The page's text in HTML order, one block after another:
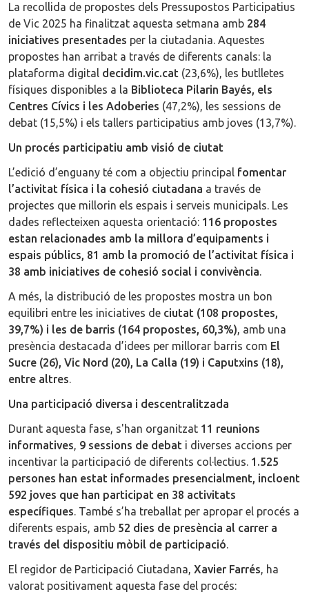
La recollida de propostes dels Pressupostos Participatius
de Vic 2025 ha finalitzat aquesta setmana amb 284
iniciatives presentades per la ciutadania. Aquestes
propostes han arribat a través de diferents canals: la
plataforma digital decidim.vic.cat (23,6%), les butlletes
físiques disponibles a la Biblioteca Pilarin Bayés, els
Centres Cívics i les Adoberies (47,2%), les sessions de
debat (15,5%) i els tallers participatius amb joves (13,7%).
Un procés participatiu amb visió de ciutat
L’edició d’enguany té com a objectiu principal fomentar
l’activitat física i la cohesió ciutadana a través de
projectes que millorin els espais i serveis municipals. Les
dades reflecteixen aquesta orientació: 116 propostes
estan relacionades amb la millora d’equipaments i
espais públics, 81 amb la promoció de l’activitat física i
38 amb iniciatives de cohesió social i convivència.
A més, la distribució de les propostes mostra un bon
equilibri entre les iniciatives de ciutat (108 propostes,
39,7%) i les de barris (164 propostes, 60,3%), amb una
presència destacada d’idees per millorar barris com El
Sucre (26), Vic Nord (20), La Calla (19) i Caputxins (18),
entre altres.
Una participació diversa i descentralitzada
Durant aquesta fase, s'han organitzat 11 reunions
informatives, 9 sessions de debat i diverses accions per
incentivar la participació de diferents col·lectius. 1.525
persones han estat informades presencialment, incloent
592 joves que han participat en 38 activitats
específiques. També s’ha treballat per apropar el procés a
diferents espais, amb 52 dies de presència al carrer a
través del dispositiu mòbil de participació.
El regidor de Participació Ciutadana, Xavier Farrés, ha
valorat positivament aquesta fase del procés: